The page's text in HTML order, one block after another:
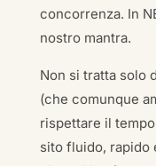
concorrenza. In
nostro mantra.
Non si tratta solo
(che comunque
rispettare il
sito fluido, rapido